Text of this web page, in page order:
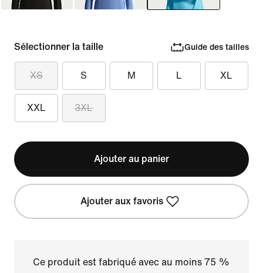
Sélectionner la taille Guide des tailles
XS S M L XL
XXL 3XL
Ajouter au panier
Ajouter aux favoris
Ce produit est fabriqué avec au moins 75 %